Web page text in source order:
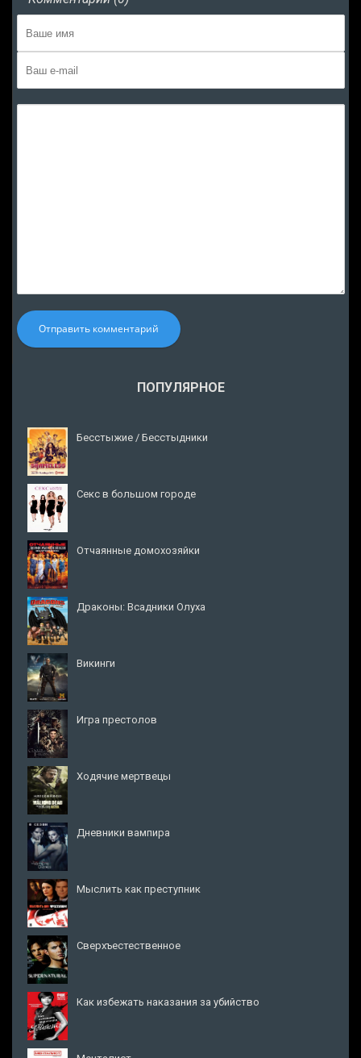
Отправить комментарий
ПОПУЛЯРНОЕ
Бесстыжие / Бесстыдники
Секс в большом городе
Отчаянные домохозяйки
Драконы: Всадники Олуха
Викинги
Игра престолов
Ходячие мертвецы
Дневники вампира
Мыслить как преступник
Сверхъестественное
Как избежать наказания за убийство